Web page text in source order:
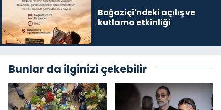
Boğaziçi'ndeki açılış ve
kutlama etkinliği
Bunlar da ilginizi çekebilir